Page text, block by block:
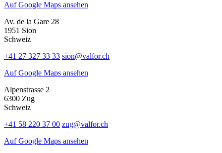
Auf Google Maps ansehen
Av. de la Gare 28
1951 Sion
Schweiz
+41 27 327 33 33 sion@valfor.ch
Auf Google Maps ansehen
Alpenstrasse 2
6300 Zug
Schweiz
+41 58 220 37 00 zug@valfor.ch
Auf Google Maps ansehen